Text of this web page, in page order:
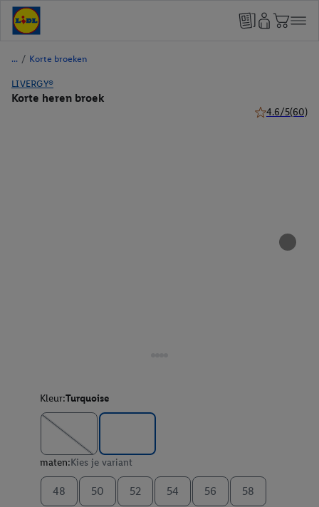
/ Korte broeken
LIVERGY®
Korte heren broek
4.6/5(60)
Kleur:Turquoise
maten:Kies je variant
48 50 52 54 56 58